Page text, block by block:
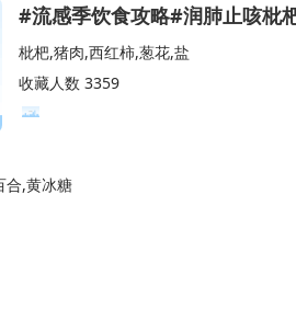
#流感季饮食攻略#润肺止咳枇
枇杷,猪肉,西红柿,葱花,盐
收藏人数 3359
合,黄冰糖